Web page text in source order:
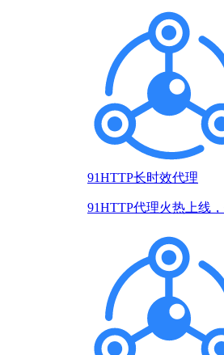
91HTTP长时效代理
91HTTP代理火热上线